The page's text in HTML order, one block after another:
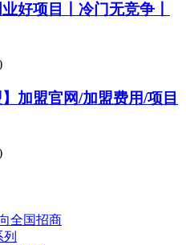
好项目丨冷门无竞争丨
加盟官网/加盟费用/项目
全国招商